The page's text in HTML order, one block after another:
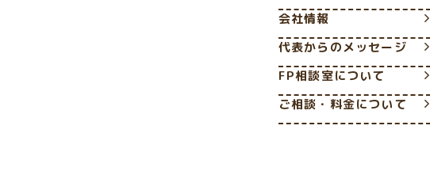
会社情報
代表からのメッセージ
FP相談室について
ご相談・料金について